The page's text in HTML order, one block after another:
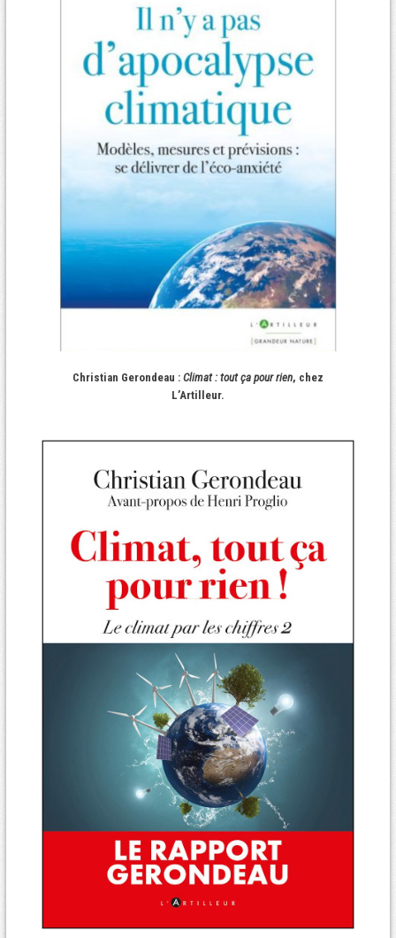
Christian Gerondeau : Climat : tout ça pour rien, chez
L’Artilleur.